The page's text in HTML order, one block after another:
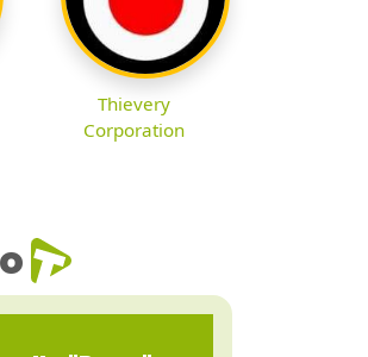
Thievery
Corporation